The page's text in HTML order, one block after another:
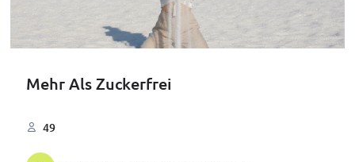
Mehr Als Zuckerfrei
49